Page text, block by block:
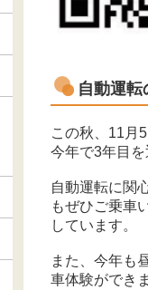
自動運
この秋、11月
今年で3年目
自動運転に関
もぜひご乗車
しています。
また、今年も
車体験ができ